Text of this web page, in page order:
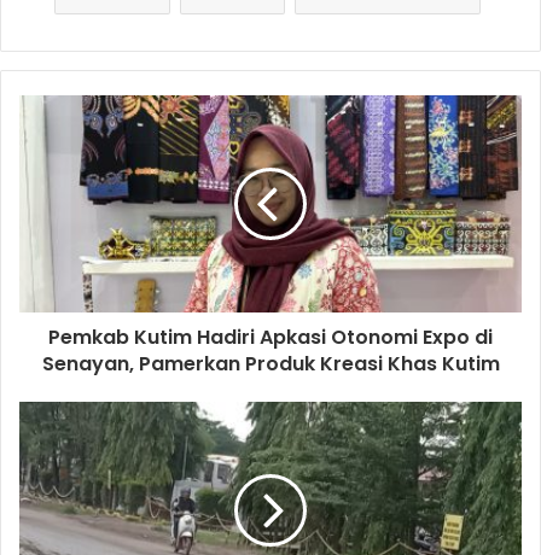
Pemkab Kutim Hadiri Apkasi Otonomi Expo di
Senayan, Pamerkan Produk Kreasi Khas Kutim